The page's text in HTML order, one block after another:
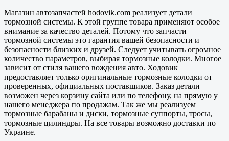
Магазин автозапчастей hodovik.com реализует детали
тормозной системы. К этой группе товара применяют особое
внимание за качество деталей. Потому что запчасти
тормозной системы это гарантия вашей безопасности и
безопасности близких и друзей. Следует учитывать огромное
количество параметров, выбирая тормозные колодки. Многое
зависит от стиля вашего вождения авто. Ходовик
предоставляет только оригинальные тормозные колодки от
проверенных, официальных поставщиков. Заказ детали
возможен через корзину сайта или по телефону, на прямую у
нашего менеджера по продажам. Так же мы реализуем
тормозные барабаны и диски, тормозные суппорты, тросы,
тормозные цилиндры. На все товары возможно доставки по
Украине.